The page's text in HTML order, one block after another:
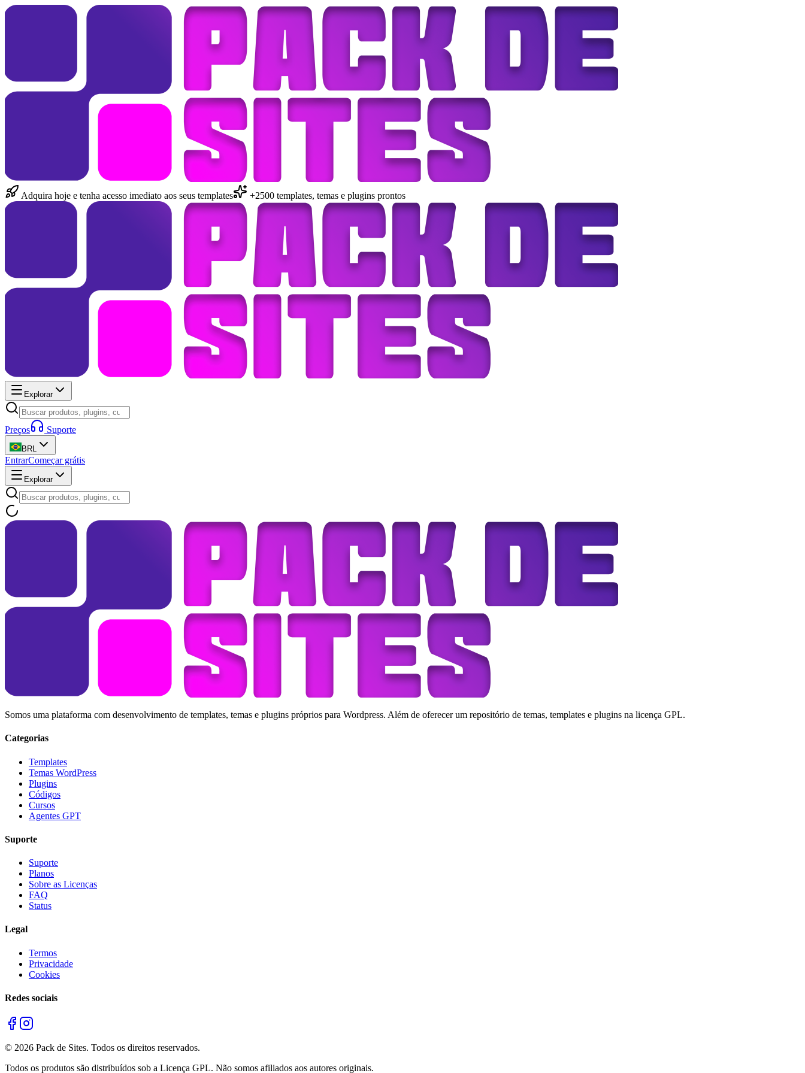
Adquira hoje e tenha acesso imediato aos seus templates +2500 templates, temas e plugins prontos
Explorar
Preços Suporte
BRL
EntrarComeçar grátis
Explorar
Somos uma plataforma com desenvolvimento de templates, temas e plugins próprios para Wordpress. Além de oferecer um repositório de temas, templates e plugins na licença GPL.
Categorias
Templates
Temas WordPress
Plugins
Códigos
Cursos
Agentes GPT
Suporte
Suporte
Planos
Sobre as Licenças
FAQ
Status
Legal
Termos
Privacidade
Cookies
Redes sociais
© 2026 Pack de Sites. Todos os direitos reservados.
Todos os produtos são distribuídos sob a Licença GPL. Não somos afiliados aos autores originais.